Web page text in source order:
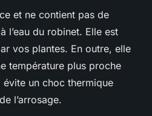
et ne contient pas de
l’eau du robinet. Elle est
vos plantes. En outre, elle
température plus proche
un choc thermique
l’arrosage.